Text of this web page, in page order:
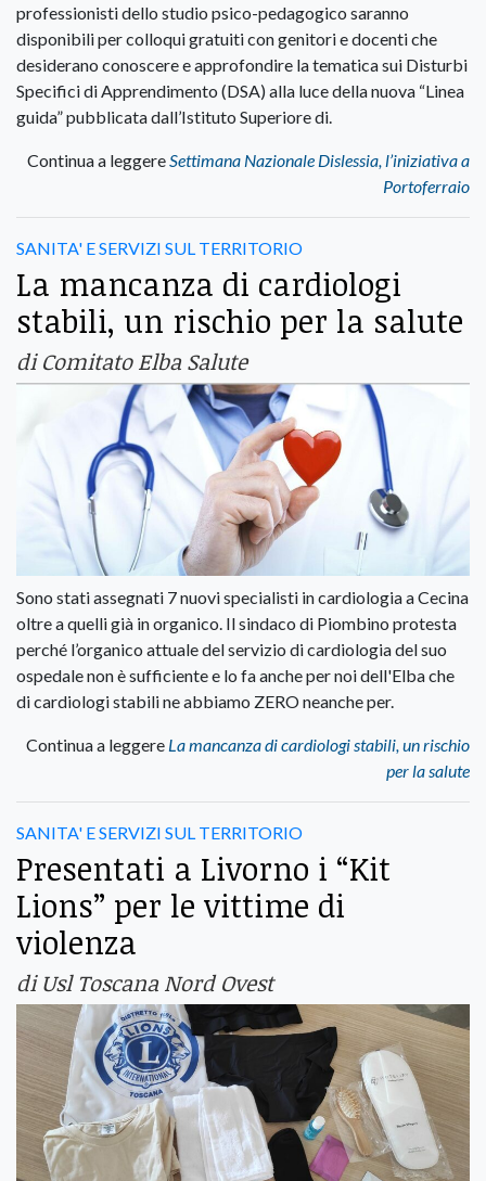
professionisti dello studio psico-pedagogico saranno
disponibili per colloqui gratuiti con genitori e docenti che
desiderano conoscere e approfondire la tematica sui Disturbi
Specifici di Apprendimento (DSA) alla luce della nuova “Linea
guida” pubblicata dall’Istituto Superiore di.
Continua a leggereSettimana Nazionale Dislessia, l’iniziativa a
Portoferraio
SANITA' E SERVIZI SUL TERRITORIO
La mancanza di cardiologi
stabili, un rischio per la salute
di Comitato Elba Salute
Sono stati assegnati 7 nuovi specialisti in cardiologia a Cecina
oltre a quelli già in organico. Il sindaco di Piombino protesta
perché l’organico attuale del servizio di cardiologia del suo
ospedale non è sufficiente e lo fa anche per noi dell'Elba che
di cardiologi stabili ne abbiamo ZERO neanche per.
Continua a leggere La mancanza di cardiologi stabili, un rischio
per la salute
SANITA' E SERVIZI SUL TERRITORIO
Presentati a Livorno i “Kit
Lions” per le vittime di
violenza
di Usl Toscana Nord Ovest